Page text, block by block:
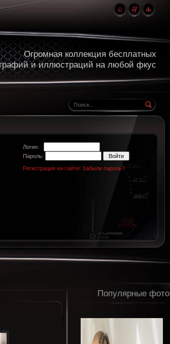
Огромная коллекция бесплатных
и иллюстраций на любой фкус
Логин:
Пароль:
Регистрация на сайте! Забыли пароль?
Популярные фото